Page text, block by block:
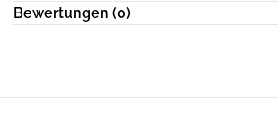
Bewertungen (0)